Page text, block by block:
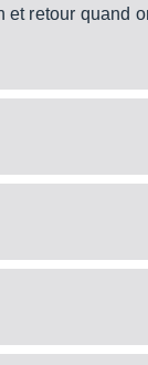
et retour quand